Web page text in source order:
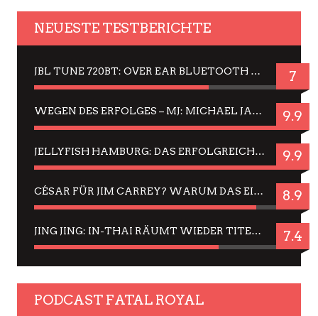
NEUESTE TESTBERICHTE
JBL TUNE 720BT: OVER EAR BLUETOOTH KOPFHÖRER UM DIE 50,-€ IM DAUER-TEST 7
WEGEN DES ERFOLGES – MJ: MICHAEL JACKSON MUSICAL IN EINER MATINEE SEHEN 9.9
JELLYFISH HAMBURG: DAS ERFOLGREICHE SOMMER-MENÜ 2025 IN GEFÜHLEN UND BILDERN 9.9
CÉSAR FÜR JIM CARREY? WARUM DAS EINER DER NERVIGSTEN ACTORS IST UND BLEIBT 8.9
JING JING: IN-THAI RÄUMT WIEDER TITEL AB – EIN ZWEI-STUNDEN-ERLEBNISBERICHT 7.4
PODCAST FATAL ROYAL